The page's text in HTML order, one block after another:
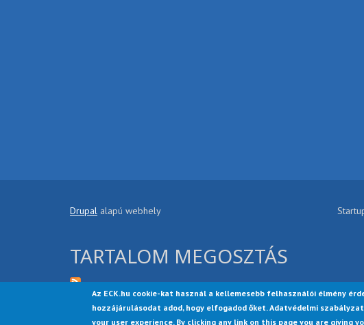
Az ECK.hu cookie-kat használ a kellemesebb felhasználói élmény
hozzájárulásodat adod, hogy elfogadod őket. Adatvédelmi
your user experience. By clicking any link on this page you are giving
Drupal alapú webhely
TARTALOM MEGOSZTÁS